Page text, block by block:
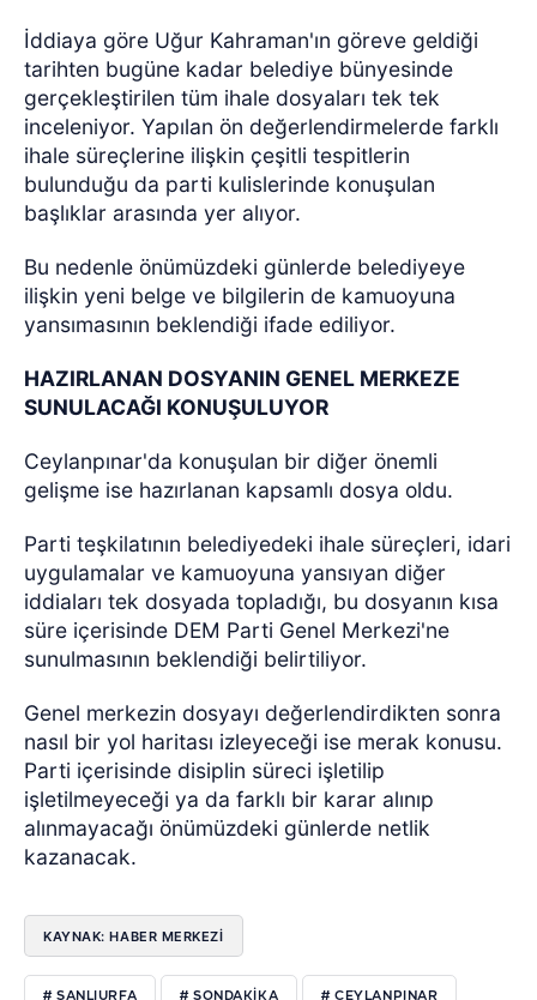
İddiaya göre Uğur Kahraman'ın göreve geldiği
tarihten bugüne kadar belediye bünyesinde
gerçekleştirilen tüm ihale dosyaları tek tek
inceleniyor. Yapılan ön değerlendirmelerde farklı
ihale süreçlerine ilişkin çeşitli tespitlerin
bulunduğu da parti kulislerinde konuşulan
başlıklar arasında yer alıyor.
Bu nedenle önümüzdeki günlerde belediyeye
ilişkin yeni belge ve bilgilerin de kamuoyuna
yansımasının beklendiği ifade ediliyor.
HAZIRLANAN DOSYANIN GENEL MERKEZE
SUNULACAĞI KONUŞULUYOR
Ceylanpınar'da konuşulan bir diğer önemli
gelişme ise hazırlanan kapsamlı dosya oldu.
Parti teşkilatının belediyedeki ihale süreçleri, idari
uygulamalar ve kamuoyuna yansıyan diğer
iddiaları tek dosyada topladığı, bu dosyanın kısa
süre içerisinde DEM Parti Genel Merkezi'ne
sunulmasının beklendiği belirtiliyor.
Genel merkezin dosyayı değerlendirdikten sonra
nasıl bir yol haritası izleyeceği ise merak konusu.
Parti içerisinde disiplin süreci işletilip
işletilmeyeceği ya da farklı bir karar alınıp
alınmayacağı önümüzdeki günlerde netlik
kazanacak.
KAYNAK: HABER MERKEZİ
# ŞANLIURFA # SONDAKIKA # CEYLANPINAR